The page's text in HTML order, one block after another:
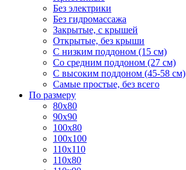
Без электрики
Без гидромассажа
Закрытые, с крышей
Открытые, без крыши
С низким поддоном (15 см)
Со средним поддоном (27 см)
С высоким поддоном (45-58 см)
Самые простые, без всего
По размеру
80x80
90x90
100x80
100x100
110x110
110x80